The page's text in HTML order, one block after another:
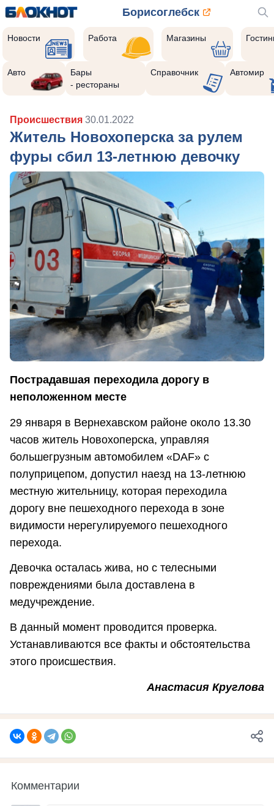
Борисоглебск
Новости Работа Магазины
Авто
Бары
- рестораны
Справочник Автомир
Происшествия 30.01.2022
Житель Новохоперска за рулем
фуры сбил 13-летнюю девочку
Пострадавшая переходила дорогу в
неположенном месте
29 января в Вернехавском районе около 13.30
часов житель Новохоперска, управляя
большегрузным автомобилем «DAF» с
полуприцепом, допустил наезд на 13-летнюю
местную жительницу, которая переходила
дорогу вне пешеходного перехода в зоне
видимости нерегулируемого пешеходного
перехода.
Девочка осталась жива, но с телесными
повреждениями была доставлена в
медучреждение.
В данный момент проводится проверка.
Устанавливаются все факты и обстоятельства
этого происшествия.
Анастасия Круглова
Комментарии